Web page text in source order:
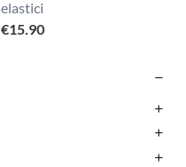
elastici
€15.90